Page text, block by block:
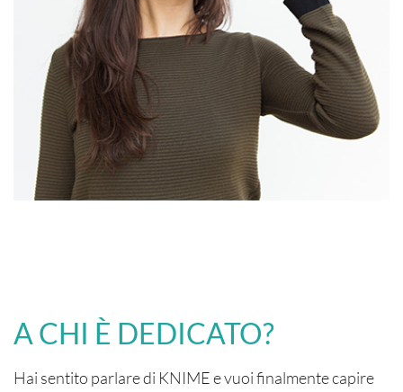
A CHI È DEDICATO?
Hai sentito parlare di KNIME e vuoi finalmente capire